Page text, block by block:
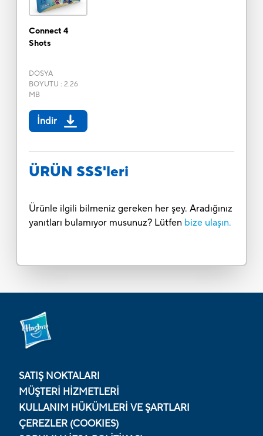
Connect 4
Shots
DOSYA
BOYUTU : 2.26
MB
İndir
ÜRÜN SSS'leri
Ürünle ilgili bilmeniz gereken her şey. Aradığınız
yanıtları bulamıyor musunuz? Lütfen bize ulaşın.
SATIŞ NOKTALARI
MÜŞTERI HIZMETLERI
KULLANIM HÜKÜMLERI VE ŞARTLARI
ÇEREZLER (COOKIES)